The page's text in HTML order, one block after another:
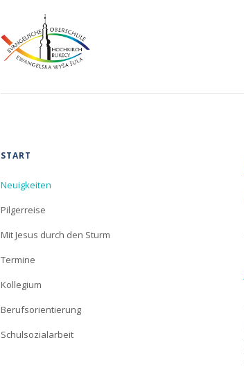
Navigation
START
Neuigkeiten
Pilgerreise
Mit Jesus durch den Sturm
Termine
Kollegium
Berufsorientierung
Schulsozialarbeit